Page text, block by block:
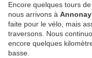
Encore quelques tours
nous arrivons à Annonay
faite pour le vélo, mais
traversons. Nous
encore quelques
basse.